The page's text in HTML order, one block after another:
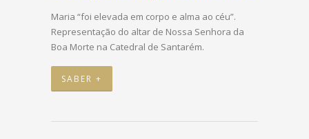
Maria “foi elevada em corpo e alma ao céu”.
Representação do altar de Nossa Senhora da
Boa Morte na Catedral de Santarém.
SABER +